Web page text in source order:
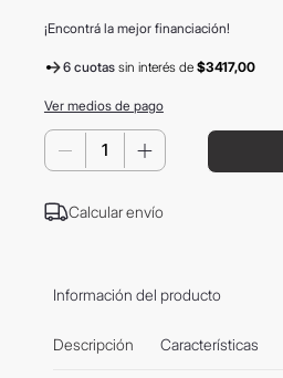
¡Encontrá la mejor financiación!
6 cuotas sin interésde $3417,00
Ver medios de pago
＋
－
Calcular envío
Información del producto
Descripción Características